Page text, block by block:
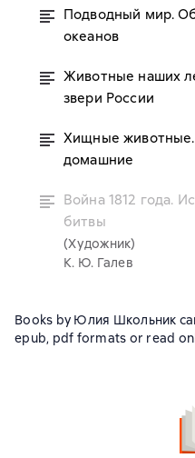
Подводный мир.
океанов
Животные наших
звери России
Хищные
домашние
Война 1812 года.
битвы
(Художник)
К. Ю. Галев
Books by Юлия Школьник
epub, pdf formats or read